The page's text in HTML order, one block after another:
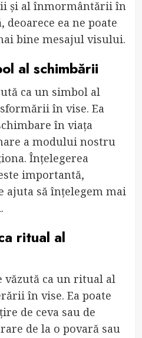
și al înmormântării în
ea ne poate
bine mesajul visului.
al schimbării
ca un simbol al
în vise. Ea
în viața
a modului nostru
Înțelegerea
importantă,
ajuta să înțelegem mai
ritual al
ca un ritual al
în vise. Ea poate
de ceva sau de
de la o povară sau